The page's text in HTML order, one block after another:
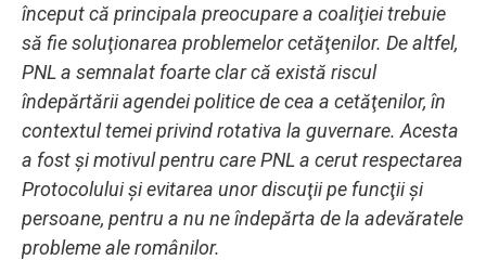
început că principala preocupare a coaliţiei trebuie
să fie soluţionarea problemelor cetăţenilor. De altfel,
PNL a semnalat foarte clar că există riscul
îndepărtării agendei politice de cea a cetăţenilor, în
contextul temei privind rotativa la guvernare. Acesta
a fost şi motivul pentru care PNL a cerut respectarea
Protocolului şi evitarea unor discuţii pe funcţii şi
persoane, pentru a nu ne îndepărta de la adevăratele
probleme ale românilor.